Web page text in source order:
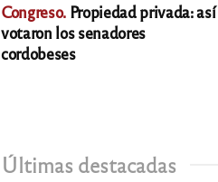
Congreso. Propiedad privada: así
votaron los senadores
cordobeses
Últimas destacadas